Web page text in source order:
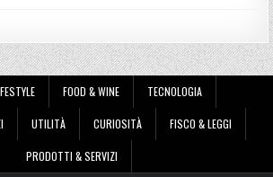
FOOD & WINE TECNOLOGIA
UTILITÀ CURIOSITÀ FISCO & LEGGI
PRODOTTI & SERVIZI